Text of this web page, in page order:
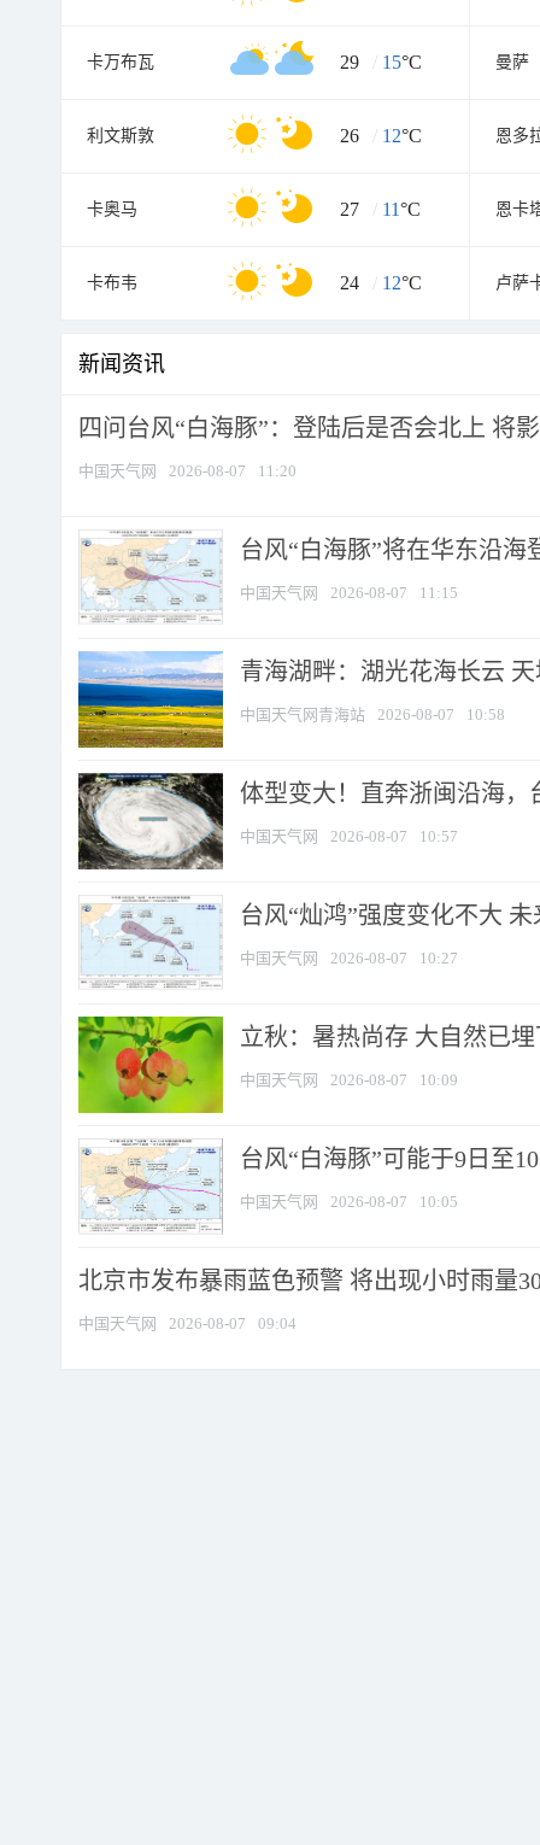
卡万布瓦 29 / 15°C 曼萨
利文斯敦 26 / 12°C 恩多
卡奥马 27 / 11°C 恩卡
卡布韦 24 / 12°C 卢萨
新闻资讯
四问台风“白海豚”：登陆后是否会北上 将
中国天气网 2026-08-07 11:20
台风“白海豚”将在华东沿
中国天气网 2026-08-07 11:15
青海湖畔：湖光花海长云
中国天气网青海站 2026-08-07 10:58
体型变大！直奔浙闽沿海，
中国天气网 2026-08-07 10:57
台风“灿鸿”强度变化不大
中国天气网 2026-08-07 10:27
立秋：暑热尚存 大自然已
中国天气网 2026-08-07 10:09
台风“白海豚”可能于9日至
中国天气网 2026-08-07 10:05
北京市发布暴雨蓝色预警 将出现小时雨量
中国天气网 2026-08-07 09:04